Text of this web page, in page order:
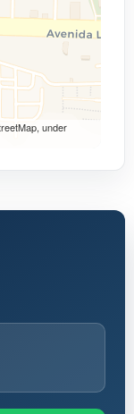
under